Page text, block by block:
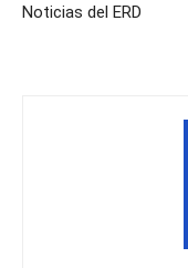
Noticias del ERD